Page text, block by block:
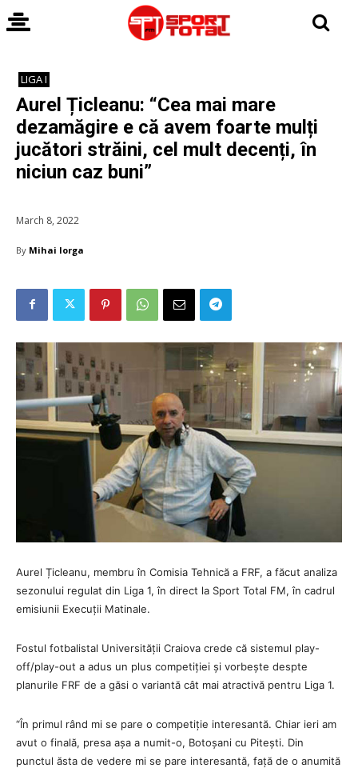
LIGA I
Aurel Țicleanu: “Cea mai mare
dezamăgire e că avem foarte mulți
jucători străini, cel mult decenți, în
niciun caz buni”
March 8, 2022
By Mihai Iorga
Aurel Țicleanu, membru în Comisia Tehnică a FRF, a făcut analiza
sezonului regulat din Liga 1, în direct la Sport Total FM, în cadrul
emisiunii Execuții Matinale.
Fostul fotbalistal Universității Craiova crede că sistemul play-
off/play-out a adus un plus competiției și vorbește despte
planurile FRF de a găsi o variantă cât mai atractivă pentru Liga 1.
“În primul rând mi se pare o competiție interesantă. Chiar ieri am
avut o finală, presa așa a numit-o, Botoșani cu Pitești. Din
punctul ăsta de vedere mi se pare interesantă, față de o anumită